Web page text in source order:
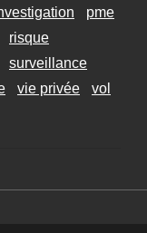
pme
risque
surveillance
vie privée
vol